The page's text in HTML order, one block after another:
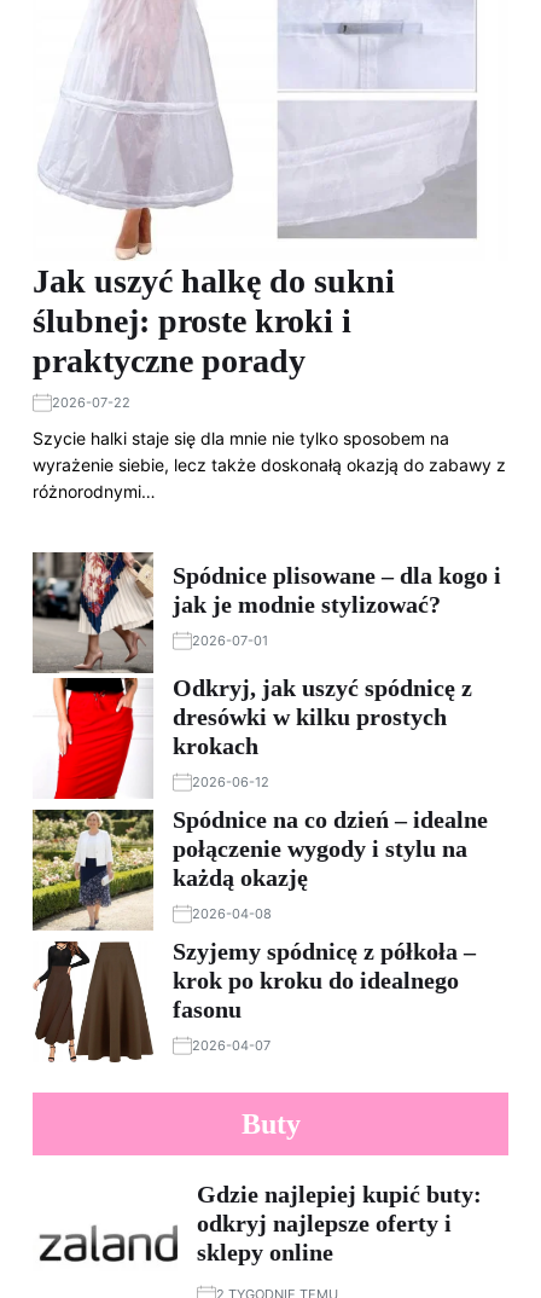
Jak uszyć halkę do sukni
ślubnej: proste kroki i
praktyczne porady
2026-07-22
Szycie halki staje się dla mnie nie tylko sposobem na
wyrażenie siebie, lecz także doskonałą okazją do zabawy z
różnorodnymi…
Spódnice plisowane – dla kogo i
jak je modnie stylizować?
2026-07-01
Odkryj, jak uszyć spódnicę z
dresówki w kilku prostych
krokach
2026-06-12
Spódnice na co dzień – idealne
połączenie wygody i stylu na
każdą okazję
2026-04-08
Szyjemy spódnicę z półkoła –
krok po kroku do idealnego
fasonu
2026-04-07
Buty
Gdzie najlepiej kupić buty:
odkryj najlepsze oferty i
sklepy online
2 TYGODNIE TEMU